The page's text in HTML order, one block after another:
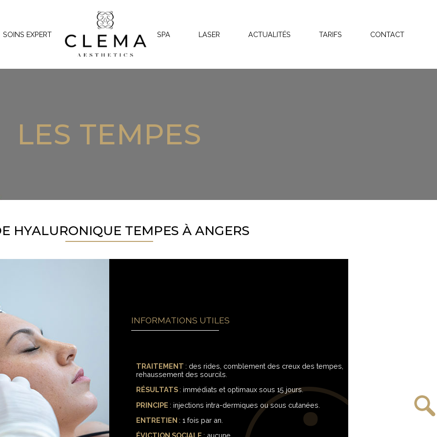
SOINS EXPERT SPA LASER ACTUALITÉS TARIFS CONTACT
LES TEMPES
HYALURONIQUE TEMPES À ANGERS
INFORMATIONS UTILES
TRAITEMENT : des rides, comblement des creux des tempes,
rehaussement des sourcils.
RÉSULTATS : immédiats et optimaux sous 15 jours.
PRINCIPE : injections intra-dermiques ou sous cutanées.
ENTRETIEN : 1 fois par an.